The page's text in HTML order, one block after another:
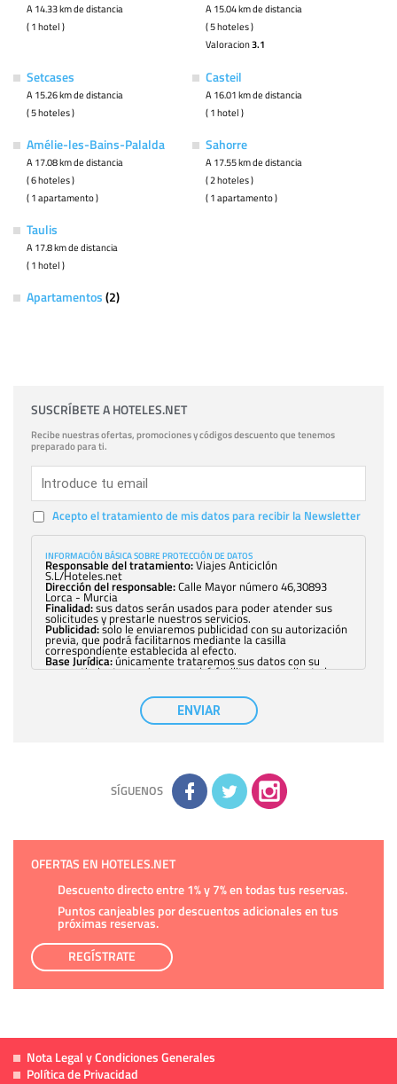
A 14.33 km de distancia
( 1 hotel )
A 15.04 km de distancia
( 5 hoteles )
Valoracion3.1
Setcases
A 15.26 km de distancia
( 5 hoteles )
Casteil
A 16.01 km de distancia
( 1 hotel )
Amélie-les-Bains-Palalda
A 17.08 km de distancia
( 6 hoteles )
( 1 apartamento )
Sahorre
A 17.55 km de distancia
( 2 hoteles )
( 1 apartamento )
Taulis
A 17.8 km de distancia
( 1 hotel )
Apartamentos (2)
SUSCRÍBETE A HOTELES.NET
Recibe nuestras ofertas, promociones y códigos descuento que tenemos
preparado para ti.
Acepto el tratamiento de mis datos para recibir la Newsletter
INFORMACIÓN BÁSICA SOBRE PROTECCIÓN DE DATOS
Responsable del tratamiento:Viajes Anticiclón
S.L/Hoteles.net
Dirección del responsable:Calle Mayor número 46,30893
Lorca - Murcia
Finalidad:sus datos serán usados para poder atender sus
solicitudes y prestarle nuestros servicios.
Publicidad:solo le enviaremos publicidad con su autorización
previa, que podrá facilitarnos mediante la casilla
correspondiente establecida al efecto.
Base Jurídica:únicamente trataremos sus datos con su
consentimiento previo, que podrá facilitarnos mediante la
nuestra entidad que esté debidamente autorizado podrá
tener conocimiento de la información que le pedimos. No se
comunicarán datos a terceros.
adicional y detallada sobre cómo tratamos sus datos en la
política de privacidad
ENVIAR
SÍGUENOS
OFERTAS EN HOTELES.NET
Descuento directo entre 1% y 7% en todas tus reservas.
Puntos canjeables por descuentos adicionales en tus
próximas reservas.
REGÍSTRATE
Nota Legal y Condiciones Generales
Política de Privacidad